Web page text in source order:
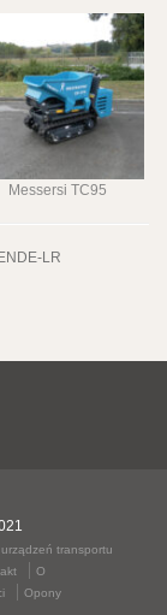
Messersi TC95
LR
transportu
O
Opony